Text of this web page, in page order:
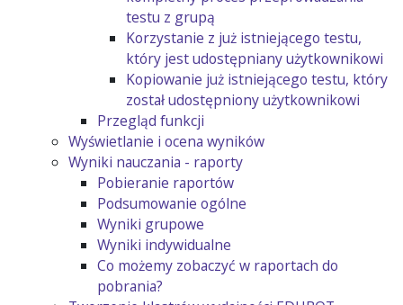
testu z grupą
Korzystanie z już istniejącego testu,
który jest udostępniany użytkownikowi
Kopiowanie już istniejącego testu, który
został udostępniony użytkownikowi
Przegląd funkcji
Wyświetlanie i ocena wyników
Wyniki nauczania - raporty
Pobieranie raportów
Podsumowanie ogólne
Wyniki grupowe
Wyniki indywidualne
Co możemy zobaczyć w raportach do
pobrania?